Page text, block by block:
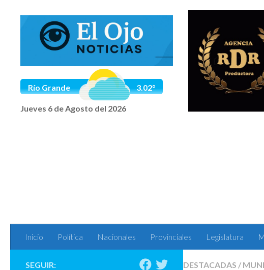
Saltar al contenido
Río Grande 3.02°
Jueves 6 de Agosto del 2026
Inicio Política Nacionales Provinciales Legislatura
DESTACADAS /
SEGUIR: